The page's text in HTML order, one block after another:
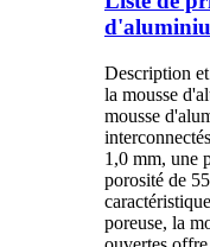
Description
la mousse
mousse
1,0 mm, une
porosité de
poreuse, la